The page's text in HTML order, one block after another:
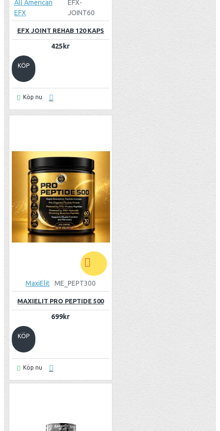
All American
EFX
EFX-
JOINT60
EFX JOINT REHAB 120 KAPS
425kr
KÖP
Köp nu
MaxiElit ME_PEPT300
MAXIELIT PRO PEPTIDE 500
699kr
KÖP
Köp nu